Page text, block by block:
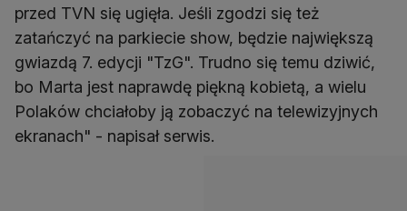
przed TVN się ugięła. Jeśli zgodzi się też
zatańczyć na parkiecie show, będzie największą
gwiazdą 7. edycji "TzG". Trudno się temu dziwić,
bo Marta jest naprawdę piękną kobietą, a wielu
Polaków chciałoby ją zobaczyć na telewizyjnych
ekranach" - napisał serwis.